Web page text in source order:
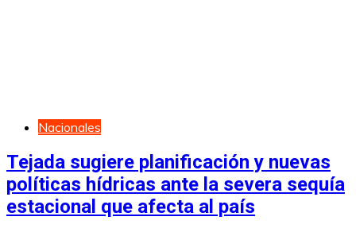
Nacionales
Tejada sugiere planificación y nuevas
políticas hídricas ante la severa sequía
estacional que afecta al país